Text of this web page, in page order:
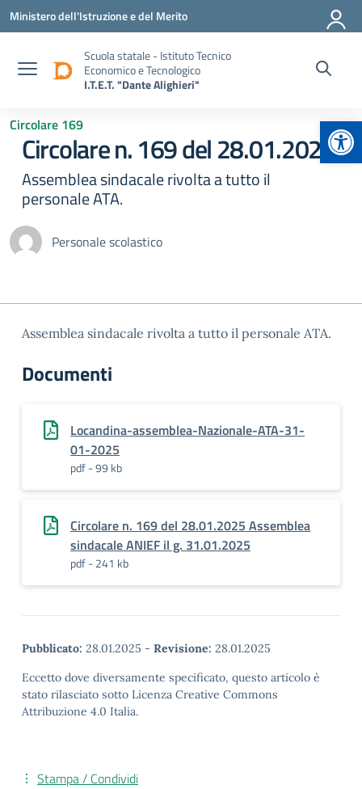
Vai ai contenuti
Vai al menu di navigazione
Vai al footer
Ministero dell'Istruzione e del Merito
Scuola statale - Istituto Tecnico
Economico e Tecnologico
I.T.E.T. "Dante Alighieri"
Circolare 169
Circolare n. 169 del 28.01.2025
Assemblea sindacale rivolta a tutto il
personale ATA.
Personale scolastico
Assemblea sindacale rivolta a tutto il personale ATA.
Documenti
Locandina-assemblea-Nazionale-ATA-31-
01-2025
pdf - 99 kb
Circolare n. 169 del 28.01.2025 Assemblea
sindacale ANIEF il g. 31.01.2025
pdf - 241 kb
Pubblicato: 28.01.2025 - Revisione: 28.01.2025
Eccetto dove diversamente specificato, questo articolo è
stato rilasciato sotto Licenza Creative Commons
Attribuzione 4.0 Italia.
Stampa / Condividi